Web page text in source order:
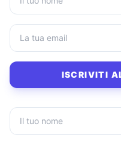
ISCRIVITI